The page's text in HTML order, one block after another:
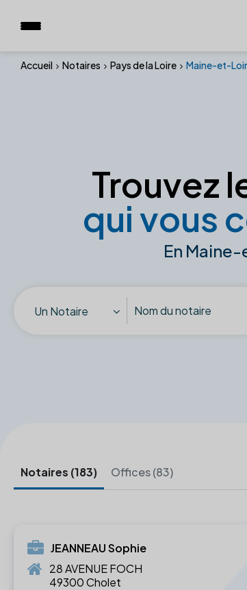
Accueil Notaires Pays de la Loire Maine-et-
Trouvez
qui vous
En
Un Notaire
Notaires (183) Offices (83)
JEANNEAU Sophie
28 AVENUE FOCH
49300 Cholet